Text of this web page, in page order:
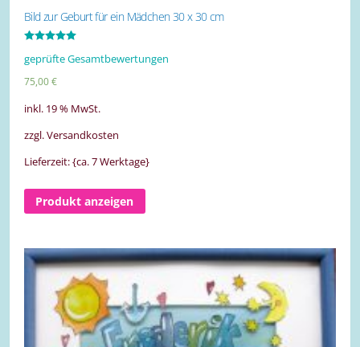
Bild zur Geburt für ein Mädchen 30 x 30 cm
5.00
geprüfte Gesamtbewertungen
75,00€
inkl. 19 % MwSt.
zzgl. Versandkosten
Lieferzeit: {ca. 7 Werktage}
Produkt anzeigen